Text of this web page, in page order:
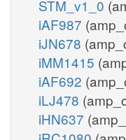
STM_v1_0
iAF987
iJN678
iMM1415
iAF692
iLJ478
iHN637